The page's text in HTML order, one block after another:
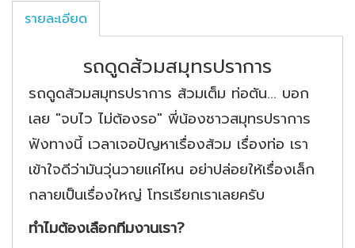
รายละเอียด
รถดูดส้วมสมุทรปราการ
รถดูดส้วมสมุทรปราการ ส้วมเต็ม ท่อตัน... บอก
เลย "จบไว ไม่ต้องรอ" พี่น้องชาวสมุทรปราการ
ฟังทางนี้ เวลาเจอปัญหาเรื่องส้วม เรื่องท่อ เรา
เข้าใจดีว่ามันวุ่นวายแค่ไหน อย่าปล่อยให้เรื่องเล็ก
กลายเป็นเรื่องใหญ่ โทรเรียกเราเลยครับ
ทำไมต้องเลือกทีมงานเรา?